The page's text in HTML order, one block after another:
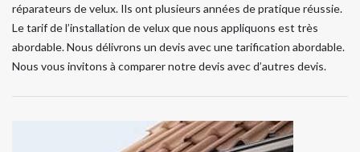
réparateurs de velux. Ils ont plusieurs années de pratique réussie.
Le tarif de l’installation de velux que nous appliquons est très
abordable. Nous délivrons un devis avec une tarification abordable.
Nous vous invitons à comparer notre devis avec d’autres devis.